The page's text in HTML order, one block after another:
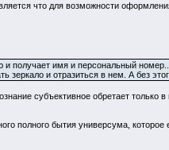
что для возможности
и получает имя и персональный
и отразиться в нем. А без
субъективное обретает только в
полного бытия универсума, которое